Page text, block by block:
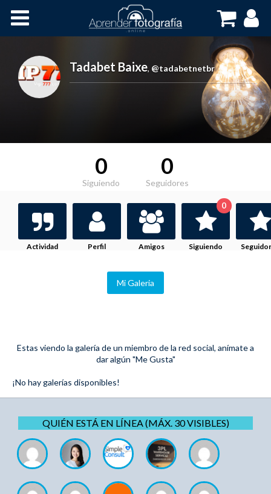
Cursos OnLine
Tadabet Baixe, @tadabetnetbr
0
Siguiendo
0
Seguidores
Actividad Perfil Amigos Siguiendo
0
Mi Galeria
Estas viendo la galería de un miembro de la red social, anímate a
dar algún "Me Gusta"
¡No hay galerías disponibles!
QUIÉN ESTÁ EN LÍNEA (MÁX. 30 VISIBLES)